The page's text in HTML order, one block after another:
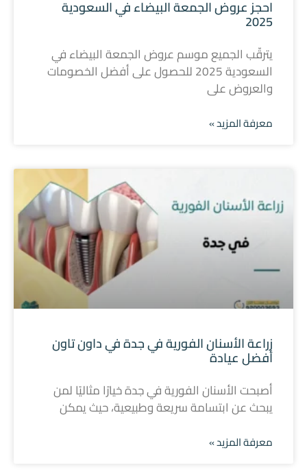
احجز عروض الجمعة البيضاء في السعودية
2025
يترقّب الجميع موسم عروض الجمعة البيضاء في
السعودية 2025 للحصول على أفضل الخصومات
والعروض على
معرفة المزيد »
زراعة الأسنان الفورية في جدة في داون تاون
أفضل عيادة
أصبحت الأسنان الفورية في جدة خيارًا مثاليًا لمن
يبحث عن ابتسامة سريعة وطبيعية، حيث يمكن
معرفة المزيد »